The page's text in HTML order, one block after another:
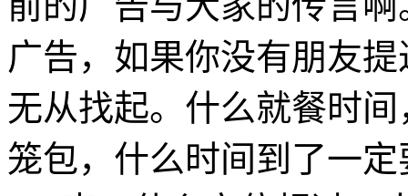
广告，如果你没有朋友
无从找起。什么就餐时
笼包，什么时间到了一